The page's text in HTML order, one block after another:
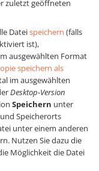
zuletzt geöffneten
Dateispeichern (falls
ist),
ausgewählten Format
speichern als
im ausgewählten
Desktop-Version
Speichern unter
Speicherorts
unter einem anderen
Nutzen Sie dazu die
Möglichkeit die Datei